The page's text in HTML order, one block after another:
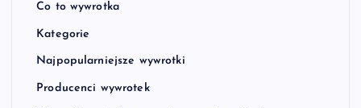
Co to wywrotka
Kategorie
Najpopularniejsze wywrotki
Producenci wywrotek